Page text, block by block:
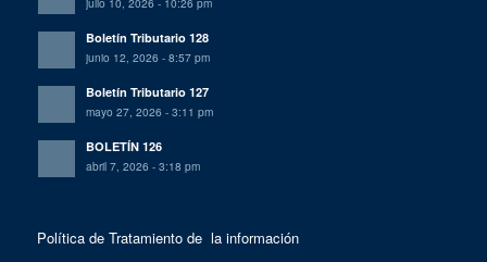
Boletín Tributario 128
junio 12, 2026 - 8:57 pm
Boletín Tributario 127
mayo 27, 2026 - 3:11 pm
BOLETÍN 126
abril 7, 2026 - 3:18 pm
Política de Tratamiento de la información